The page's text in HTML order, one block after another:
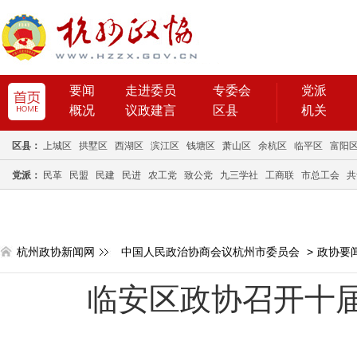
要闻 走进委员
专委会
概况
议政建言 区县
党派
机关
区县： 上城区 拱墅区 西湖区 滨江区 钱塘区 萧山区 余杭区 临平区 富阳
党派： 民革 民盟 民建 民进 农工党 致公党 九三学社 工商联 市总工会
杭州政协新闻网 中国人民政治协商会议杭州市委员会 > 政协要
临安区政协召开十